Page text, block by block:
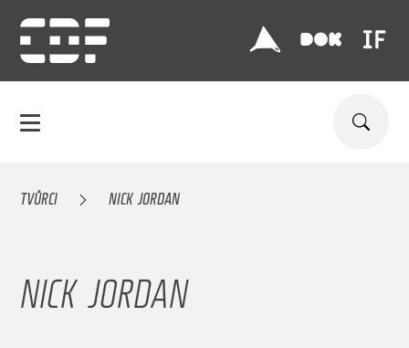
TVŮRCI NICK JORDAN
NICK JORDAN